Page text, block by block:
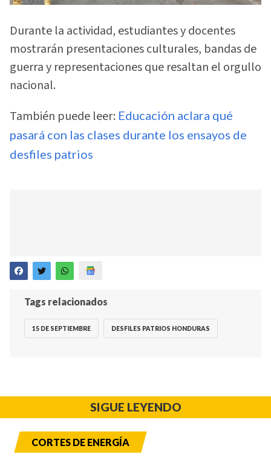
Durante la actividad, estudiantes y docentes
mostrarán presentaciones culturales, bandas de
guerra y representaciones que resaltan el orgullo
nacional.
También puede leer: Educación aclara qué
pasará con las clases durante los ensayos de
desfiles patrios
Tags relacionados
15 DE SEPTIEMBRE DESFILES PATRIOS HONDURAS
SIGUE LEYENDO
CORTES DE ENERGÍA